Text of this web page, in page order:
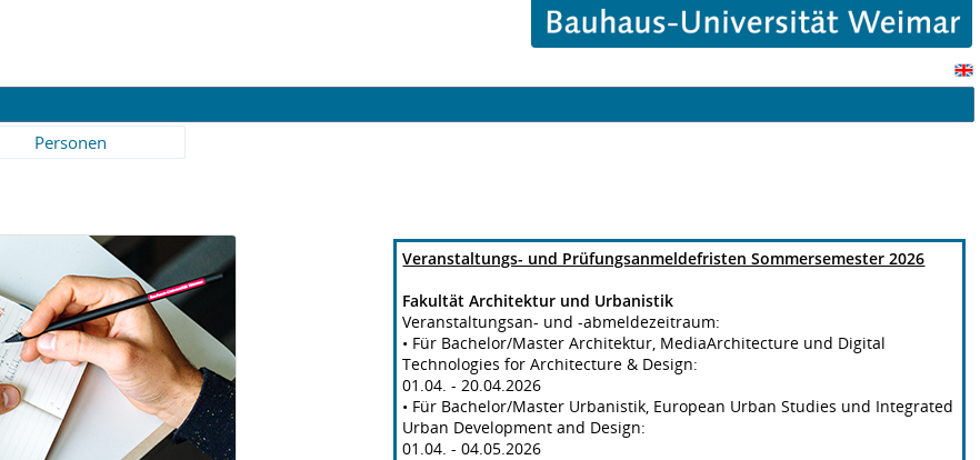
Personen
Veranstaltungs- und Prüfungsanmeldefristen Sommersemester 2026
Fakultät Architektur und Urbanistik
Veranstaltungsan- und -abmeldezeitraum:
• Für Bachelor/Master Architektur, MediaArchitecture und Digital
Technologies for Architecture & Design:
01.04. - 20.04.2026
• Für Bachelor/Master Urbanistik, European Urban Studies und Integrated
Urban Development and Design:
01.04. - 04.05.2026